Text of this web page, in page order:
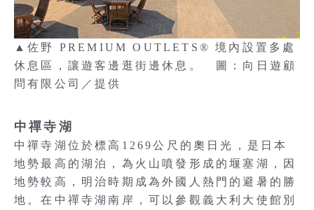
▲佐野 PREMIUM OUTLETS® 境內設置多處
休息區，讓遊客邊逛街邊休息。 圖：向日遊顧
問有限公司／提供
中禪寺湖
中禪寺湖位於標高1269公尺的奧日光，是日本
地勢最高的湖泊，為火山噴發形成的堰塞湖，因
地勢較高，明治時期成為外國人熱門的避暑的勝
地。在中禪寺湖南岸，可以參觀義大利大使館別